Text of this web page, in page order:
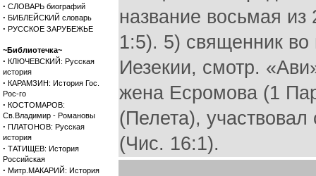
· СЛОВАРЬ биографий
· БИБЛЕЙСКИЙ словарь
· РУССКОЕ ЗАРУБЕЖЬЕ
~Библиотечка~
· КЛЮЧЕВСКИЙ: Русская
история
· КАРАМЗИН: История Гос.
Рос-го
· КОСТОМАРОВ:
Св.Владимир - Романовы
· ПЛАТОНОВ: Русская
история
· ТАТИЩЕВ: История
Российская
· Митр.МАКАРИЙ: История
название восьмая
1:5). 5) священник
Иезекии, смотр.
жена Есромова (1
(Пелета),
(Чис. 16:1).